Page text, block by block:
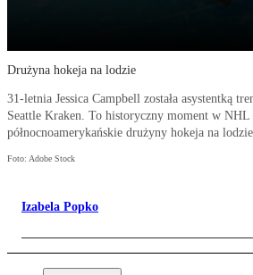
Drużyna hokeja na lodzie
31-letnia Jessica Campbell została asystentką
Seattle Kraken. To historyczny moment w NHL
północnoamerykańskie drużyny hokeja na
Foto: Adobe Stock
Izabela Popko